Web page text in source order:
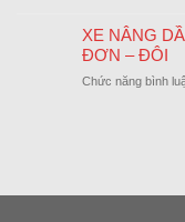
XE NÂNG
ĐƠN – ĐÔI
Chức năng bình